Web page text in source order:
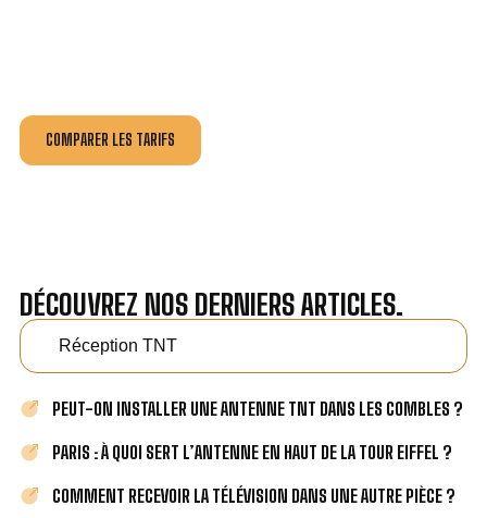
COMPARER LES TARIFS
DÉCOUVREZ NOS DERNIERS ARTICLES.
Réception TNT
PEUT-ON INSTALLER UNE ANTENNE TNT DANS LES COMBLES ?
PARIS : À QUOI SERT L’ANTENNE EN HAUT DE LA TOUR EIFFEL ?
COMMENT RECEVOIR LA TÉLÉVISION DANS UNE AUTRE PIÈCE ?